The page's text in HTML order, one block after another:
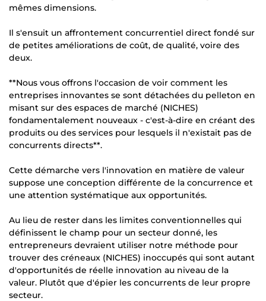
mêmes dimensions.
Il s'ensuit un affrontement concurrentiel direct fondé sur
de petites améliorations de coût, de qualité, voire des
deux.
**Nous vous offrons l'occasion de voir comment les
entreprises innovantes se sont détachées du pelleton en
misant sur des espaces de marché (NICHES)
fondamentalement nouveaux - c'est-à-dire en créant des
produits ou des services pour lesquels il n'existait pas de
concurrents directs**.
Cette démarche vers l'innovation en matière de valeur
suppose une conception différente de la concurrence et
une attention systématique aux opportunités.
Au lieu de rester dans les limites conventionnelles qui
définissent le champ pour un secteur donné, les
entrepreneurs devraient utiliser notre méthode pour
trouver des créneaux (NICHES) inoccupés qui sont autant
d'opportunités de réelle innovation au niveau de la
valeur. Plutôt que d'épier les concurrents de leur propre
secteur.